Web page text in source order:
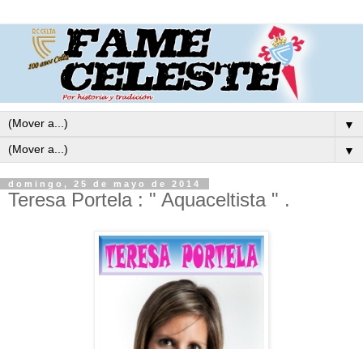
▼
▼
domingo, 25 de mayo de 2014
Teresa Portela : " Aquaceltista " .